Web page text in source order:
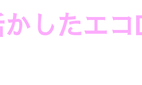
使ったDIYプロジェクトの事例
エコDIYの魅力とアイデア
したエ